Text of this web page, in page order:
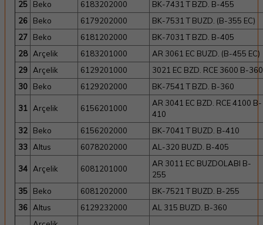
25 Beko 6183202000
BK-7431 T BZD. B-455
26
Beko 6179202000
BK-7531 T BUZD. (B-355 EC)
27
Beko 6181202000
BK-7031 T BZD. B-405
28 Arçelik 6183201000
AR 3061 EC BUZD. (B-455 EC)
29 Arçelik 6129201000
3021 EC BZD. RCE 3600 B-360
30
Beko 6129202000 BK-7541 T BZD. B-360
31 Arçelik 6156201000
AR 3041 EC BZD. RCE 4100 B-
410
32
Beko 6156202000
BK-7041 T BUZD. B-410
33 Altus 6078202000 AL-320 BUZD. B-405
34 Arçelik 6081201000
AR 3011 EC BUZDOLABI B-
255
35
Beko 6081202000
BK-7521 T BUZD. B-255
36 Altus 6129232000 AL 315 BUZD. B-360